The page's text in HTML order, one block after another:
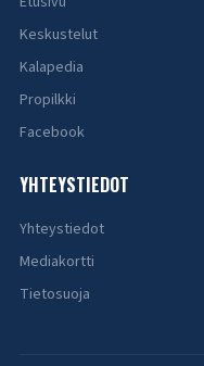
Keskustelut
Kalapedia
Propilkki
Facebook
YHTEYSTIEDOT
Yhteystiedot
Mediakortti
Tietosuoja